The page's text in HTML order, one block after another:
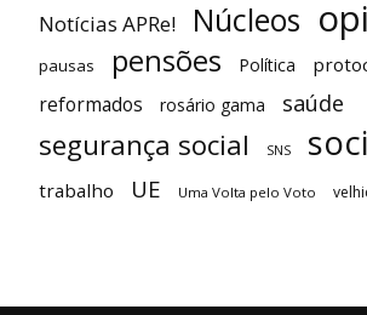
Notícias APRe! Núcleos
pausas pensões Política
reformados rosário gama saúde
segurança social SNS
trabalho UE Uma Volta pelo Voto